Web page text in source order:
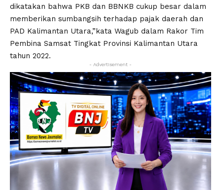
dikatakan bahwa PKB dan BBNKB cukup besar dalam
memberikan sumbangsih terhadap pajak daerah dan
PAD Kalimantan Utara,”kata Wagub dalam Rakor Tim
Pembina Samsat Tingkat Provinsi Kalimantan Utara
tahun 2022.
- Advertisement -